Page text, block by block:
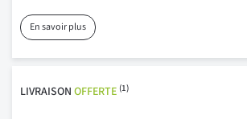
En savoir plus
LIVRAISON OFFERTE (1)